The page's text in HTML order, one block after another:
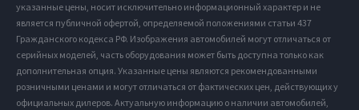
указанные цены, носит исключительно информационный характер и не
является публичной офертой, определяемой положениями статьи 437
Гражданского кодекса РФ. Изображения автомобилей могут отличаться от
серийных моделей, часть оборудования может быть доступна только как
дополнительная опция. Указанные цены являются рекомендованными
розничными ценами и могут отличаться от фактических цен, действующих у
официальных дилеров. Актуальную информацию о наличии автомобилей,